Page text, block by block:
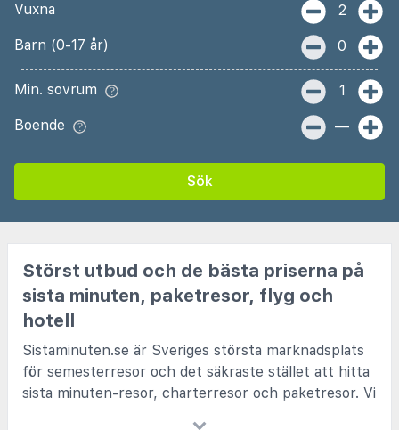
Vuxna 2
Barn (0-17 år) 0
Min. sovrum 1
Boende —
Sök
Störst utbud och de bästa priserna på
sista minuten, paketresor, flyg och
hotell
Sistaminuten.se är Sveriges största marknadsplats
för semesterresor och det säkraste stället att hitta
sista minuten-resor, charterresor och paketresor. Vi